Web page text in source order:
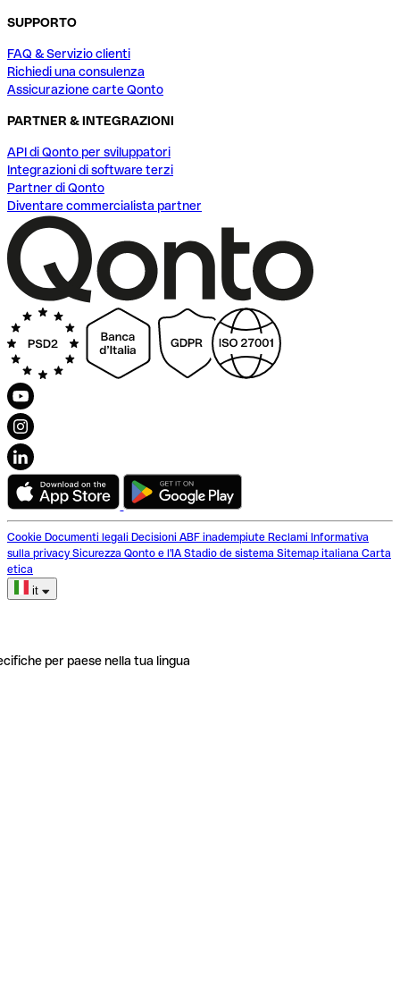
SUPPORTO
FAQ & Servizio clienti
Richiedi una consulenza
Assicurazione carte Qonto
PARTNER & INTEGRAZIONI
API di Qonto per sviluppatori
Integrazioni di software terzi
Partner di Qonto
Diventare commercialista partner
Cookie Documenti legali Decisioni ABF inadempiute Reclami Informativa
sulla privacy Sicurezza Qonto e l'IA Stadio de sistema Sitemap italiana Carta
etica
it
per paese nella tua lingua